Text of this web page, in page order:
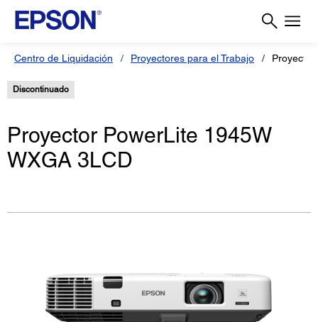
Centro de Liquidación Proyectores para el Trabajo Proyector
Discontinuado
Proyector PowerLite 1945W
WXGA 3LCD